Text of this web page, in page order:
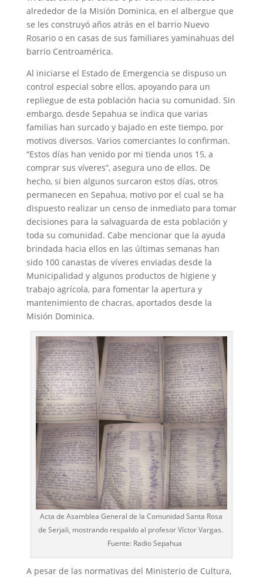
alrededor de la Misión Dominica, en el albergue que
se les construyó años atrás en el barrio Nuevo
Rosario o en casas de sus familiares yaminahuas del
barrio Centroamérica.
Al iniciarse el Estado de Emergencia se dispuso un
control especial sobre ellos, apoyando para un
repliegue de esta población hacia su comunidad. Sin
embargo, desde Sepahua se indica que varias
familias han surcado y bajado en este tiempo, por
motivos diversos. Varios comerciantes lo confirman.
“Estos días han venido por mi tienda unos 15, a
comprar sus víveres”, asegura uno de ellos. De
hecho, si bien algunos surcaron estos días, otros
permanecen en Sepahua, motivo por el cual se ha
dispuesto realizar un censo de inmediato para tomar
decisiones para la salvaguarda de esta población y
toda su comunidad. Cabe mencionar que la ayuda
brindada hacia ellos en las últimas semanas han
sido 100 canastas de víveres enviadas desde la
Municipalidad y algunos productos de higiene y
trabajo agrícola, para fomentar la apertura y
mantenimiento de chacras, aportados desde la
Misión Dominica.
Acta de Asamblea General de la Comunidad Santa Rosa
de Serjali, mostrando respaldo al profesor Víctor Vargas.
Fuente: Radio Sepahua
A pesar de las normativas del Ministerio de Cultura,